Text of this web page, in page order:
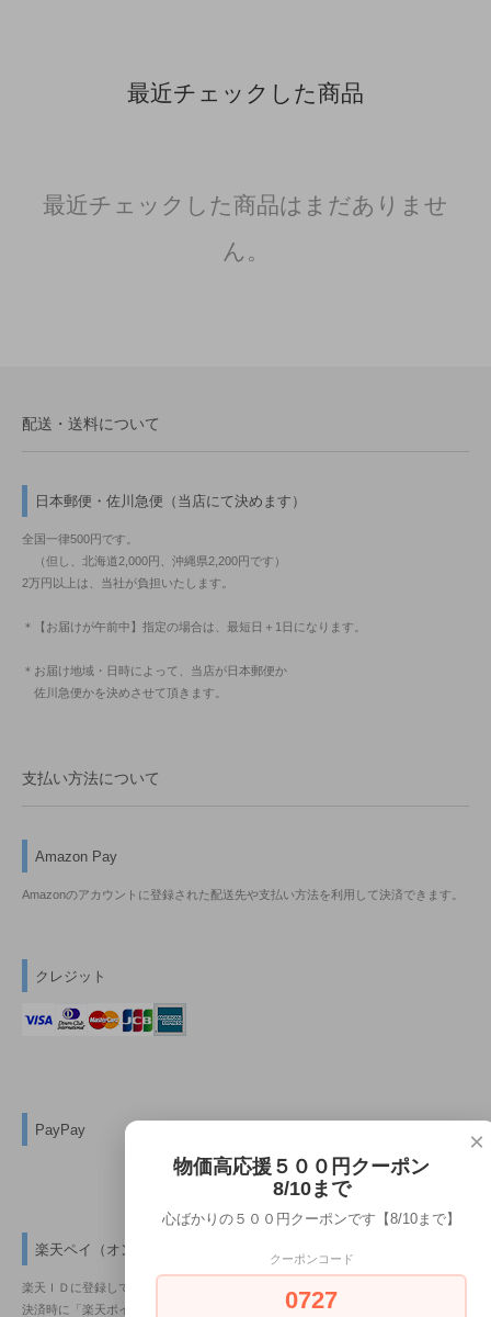
最近チェックした商品
最近チェックした商品はまだありませ
ん。
配送・送料について
日本郵便・佐川急便（当店にて決めます）
全国一律500円です。
（但し、北海道2,000円、沖縄県2,200円です）
2万円以上は、当社が負担いたします。
＊【お届けが午前中】指定の場合は、最短日＋1日になります。
＊お届け地域・日時によって、当店が日本郵便か
佐川急便かを決めさせて頂きます。
支払い方法について
Amazon Pay
Amazonのアカウントに登録された配送先や支払い方法を利用して決済できます。
クレジット
PayPay
楽天ペイ（オンライン決済）
楽天ＩＤに登録しているクレジットカード情報を利用して、簡単に決済できます。
決済時に「楽天ポイントの獲得及び利用」が出来ます。
×
物価高応援５００円クーポン
8/10まで
心ばかりの５００円クーポンです【8/10まで】
クーポンコード
0727